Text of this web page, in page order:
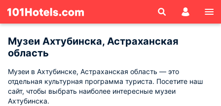
Музеи Ахтубинска, Астраханская
область
Музеи в Ахтубинске, Астраханская область — это
отдельная культурная программа туриста. Посетите наш
сайт, чтобы выбрать наиболее интересные музеи
Ахтубинска.